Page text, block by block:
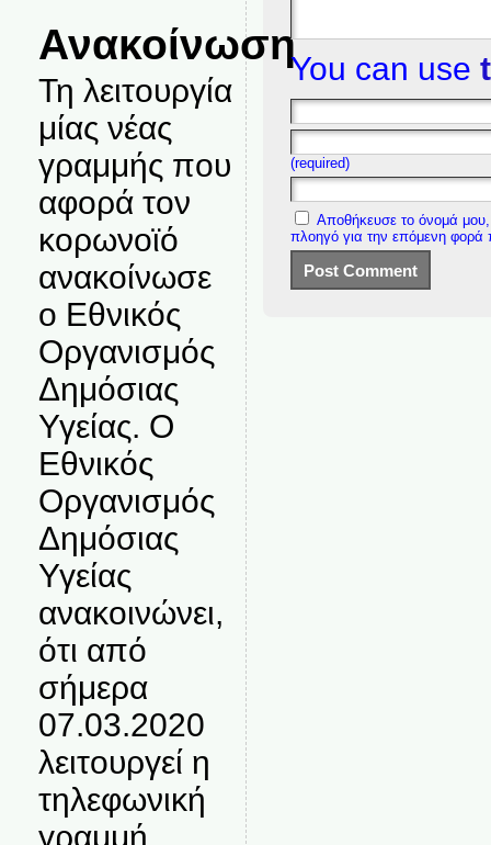
Ανακοίνωση
Τη λειτουργία
μίας νέας
γραμμής που
αφορά τον
κορωνοϊό
ανακοίνωσε
ο Εθνικός
Οργανισμός
Δημόσιας
Υγείας. Ο
Εθνικός
Οργανισμός
Δημόσιας
Υγείας
ανακοινώνει,
ότι από
σήμερα
07.03.2020
λειτουργεί η
τηλεφωνική
γραμμή
You can use
(required)
Αποθήκευσε το όνομά μου,
πλοηγό για την επόμενη